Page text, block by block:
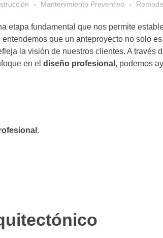
Mantenimiento Preventivo
etapa fundamental que nos permite
entendemos que un anteproyecto no solo
la visión de nuestros clientes. A través
en el diseño profesional , podemos
.